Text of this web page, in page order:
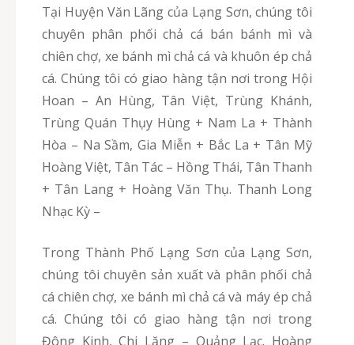
Tại Huyện Văn Lãng của Lạng Sơn, chúng tôi
chuyên phân phối chả cá bán bánh mì và
chiên chợ, xe bánh mì chả cá và khuôn ép chả
cá. Chúng tôi có giao hàng tận nơi trong Hội
Hoan – An Hùng, Tân Việt, Trùng Khánh,
Trùng Quán Thụy Hùng + Nam La + Thành
Hòa – Na Sầm, Gia Miễn + Bắc La + Tân Mỹ
Hoàng Việt, Tân Tác – Hồng Thái, Tân Thanh
+ Tân Lang + Hoàng Văn Thụ. Thanh Long
Nhạc Kỳ –
Trong Thành Phố Lạng Sơn của Lạng Sơn,
chúng tôi chuyên sản xuất và phân phối chả
cá chiên chợ, xe bánh mì chả cá và máy ép chả
cá. Chúng tôi có giao hàng tận nơi trong
Đông Kinh, Chi Lăng – Quảng Lạc. Hoàng